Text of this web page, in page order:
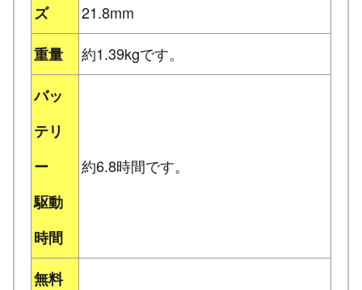
ズ
21.8mm
重量
約1.39kgです。
バッ
テリ
ー
駆動
時間
約6.8時間です。
無料